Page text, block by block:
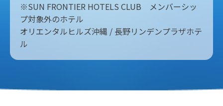
※SUN FRONTIER HOTELS CLUB メンバーシッ
プ対象外のホテル
オリエンタルヒルズ沖縄 / 長野リンデンプラザホテ
ル